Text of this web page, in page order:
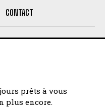
CONTACT
prêts à vous
plus encore.